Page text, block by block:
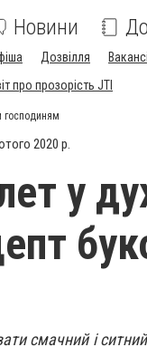
Новини
Дозвілля
про прозорість JTI
господиням
2020 р.
у
смачний і